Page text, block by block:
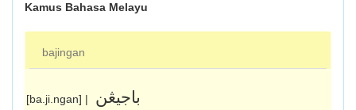
Kamus Bahasa Melayu
bajingan
[ba.ji.ngan] | باجيڠن